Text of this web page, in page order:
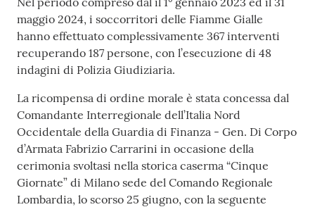
maggio 2024, i soccorritori delle Fiamme Gialle
hanno effettuato complessivamente 367 interventi
recuperando 187 persone, con l’esecuzione di 48
indagini di Polizia Giudiziaria.
La ricompensa di ordine morale è stata concessa dal
Comandante Interregionale dell’Italia Nord
Occidentale della Guardia di Finanza - Gen. Di Corpo
d’Armata Fabrizio Carrarini in occasione della
cerimonia svoltasi nella storica caserma “Cinque
Giornate” di Milano sede del Comando Regionale
Lombardia, lo scorso 25 giugno, con la seguente